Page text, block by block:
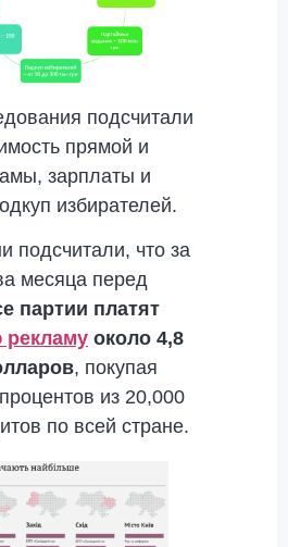
подсчитали
прямой и
зарплаты и
избирателей.
подсчитали, что за
месяца перед
партии платят
около 4,8
, покупая
из 20,000
по всей стране.